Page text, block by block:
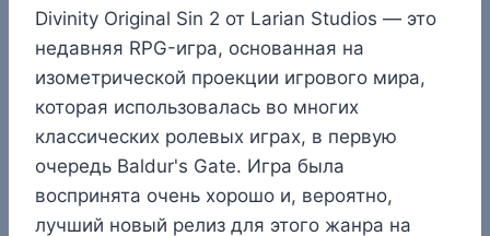
Divinity Original Sin 2 от Larian Studios — это
недавняя RPG-игра, основанная на
изометрической проекции игрового мира,
которая использовалась во многих
классических ролевых играх, в первую
очередь Baldur's Gate. Игра была
воспринята очень хорошо и, вероятно,
лучший новый релиз для этого жанра на